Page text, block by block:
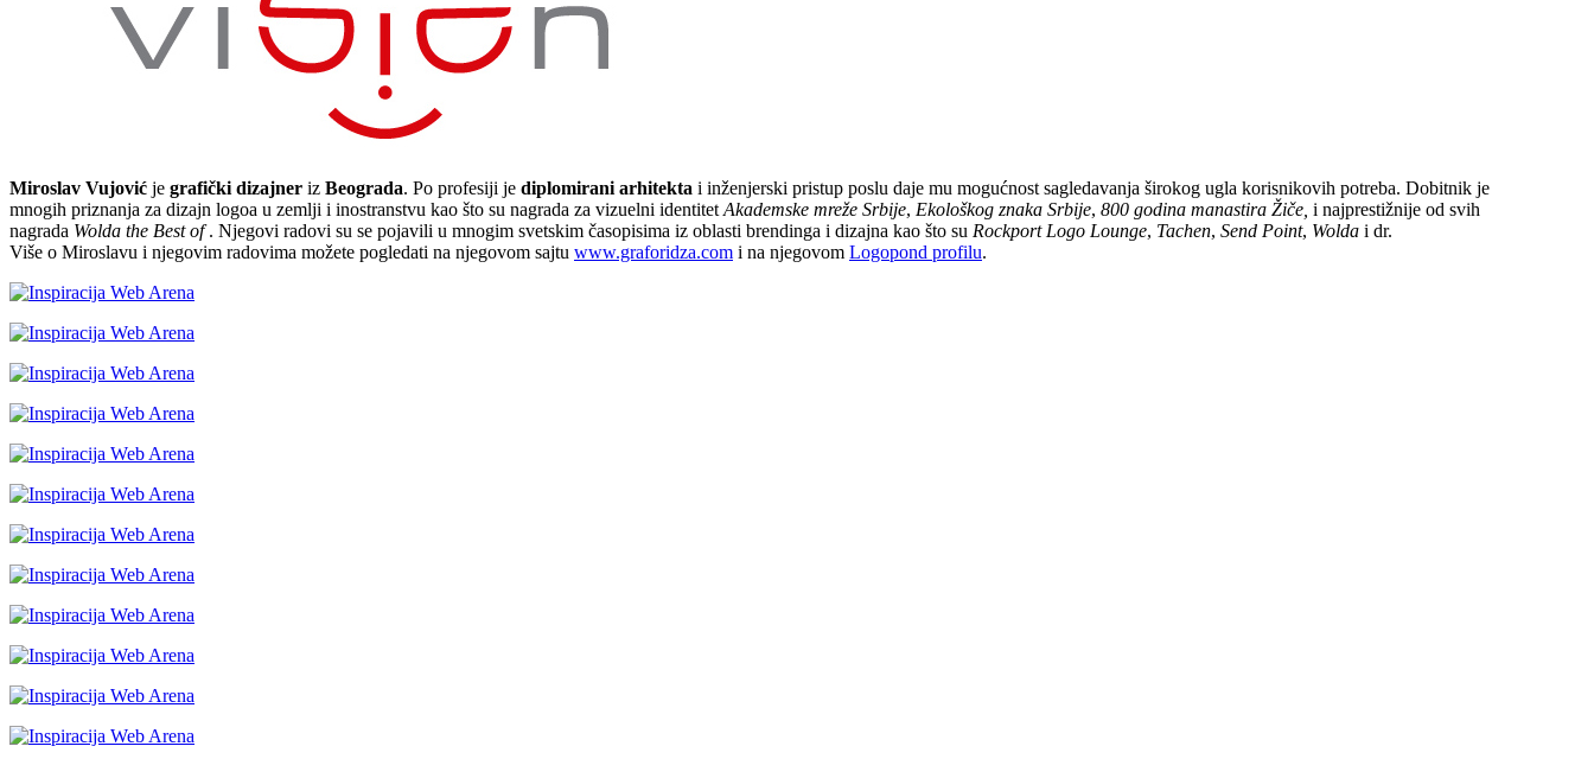
Miroslav Vujović je grafički dizajner iz Beograda. Po profesiji je diplomirani arhitekta i inženjerski pristup poslu daje mu mogućnost sagledavanja širokog ugla korisnikovih potreba. Dobitnik je
mnogih priznanja za dizajn logoa u zemlji i inostranstvu kao što su nagrada za vizuelni identitet Akademske mreže Srbije, Ekološkog znaka Srbije, 800 godina manastira Žiče, i najprestižnije od svih
nagrada Wolda the Best of. Njegovi radovi su se pojavili u mnogim svetskim časopisima iz oblasti brendinga i dizajna kao što su Rockport Logo Lounge, Tachen, Send Point, Wolda i dr.
Više o Miroslavu i njegovim radovima možete pogledati na njegovom sajtu www.graforidza.com i na njegovom Logopond profilu.